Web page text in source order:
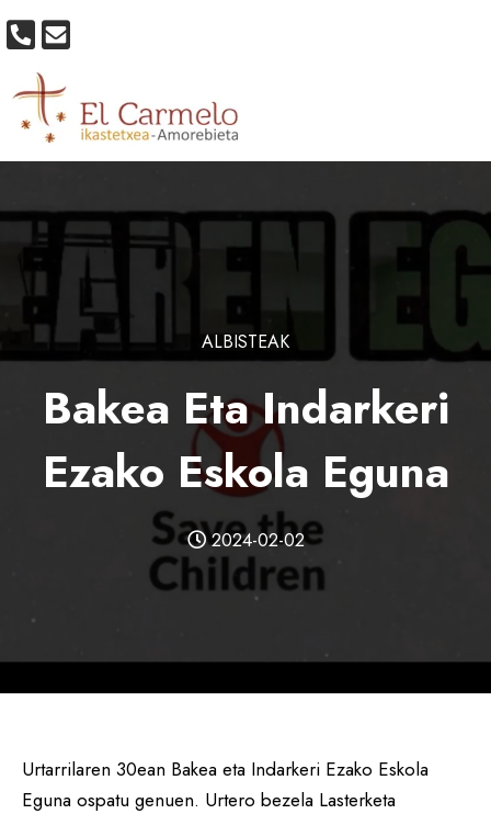
ALBISTEAK
Bakea Eta Indarkeri
Ezako Eskola Eguna
2024-02-02
Urtarrilaren 30ean Bakea eta Indarkeri Ezako Eskola
Eguna ospatu genuen. Urtero bezela Lasterketa